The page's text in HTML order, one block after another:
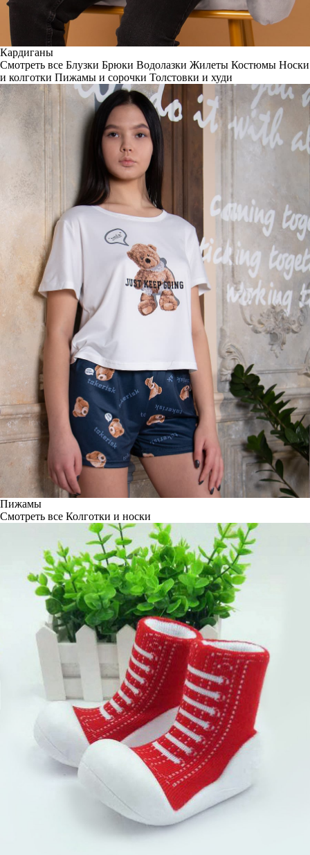
Кардиганы
Смотреть все Блузки Брюки Водолазки Жилеты Костюмы Носки
и колготки Пижамы и сорочки Толстовки и худи
Пижамы
Смотреть все Колготки и носки